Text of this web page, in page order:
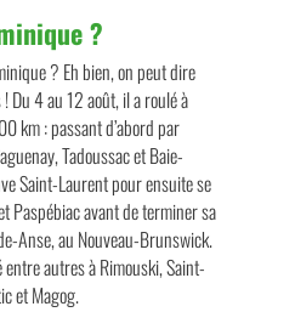
?
? Eh bien, on peut dire
Du 4 au 12 août, il a roulé à
km : passant d’abord par
Tadoussac et Baie-
Saint-Laurent pour ensuite se
Paspébiac avant de terminer sa
Anse, au Nouveau-Brunswick.
entre autres à Rimouski, Saint-
et Magog.